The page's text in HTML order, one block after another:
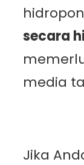
secara
media
Jika